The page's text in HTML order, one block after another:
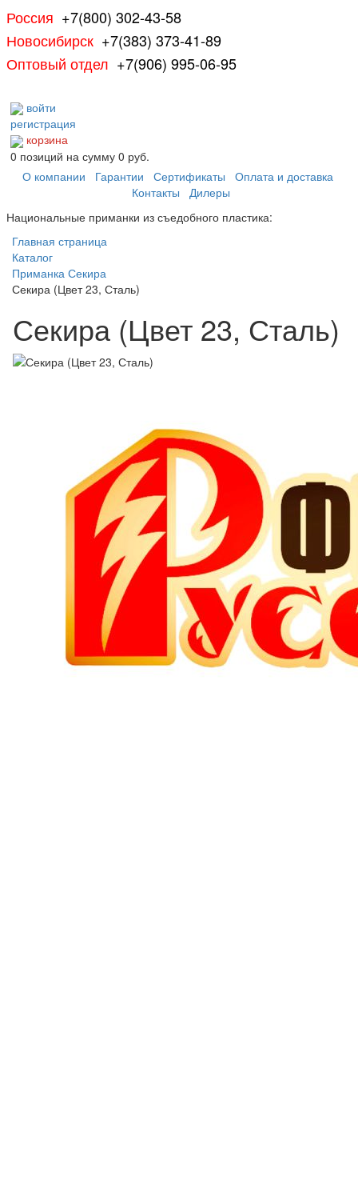
Россия +7(800) 302-43-58
Новосибирск +7(383) 373-41-89
Оптовый отдел +7(906) 995-06-95
войти
регистрация
корзина
0 позиций на сумму 0 руб.
О компании
Гарантии Сертификаты
Оплата и доставка
Контакты
Дилеры
Национальные приманки из съедобного пластика:
Главная страница
Каталог
Приманка Секира
Секира (Цвет 23, Сталь)
Секира (Цвет 23, Сталь)